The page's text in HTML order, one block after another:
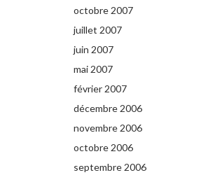
octobre 2007
juillet 2007
juin 2007
mai 2007
février 2007
décembre 2006
novembre 2006
octobre 2006
septembre 2006